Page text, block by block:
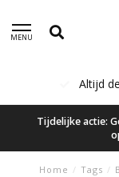
MENU
Altijd
Tijdelijke actie:
Home / Tags /